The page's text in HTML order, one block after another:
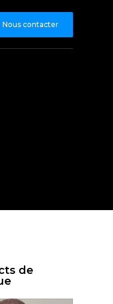
Nous contacter
de